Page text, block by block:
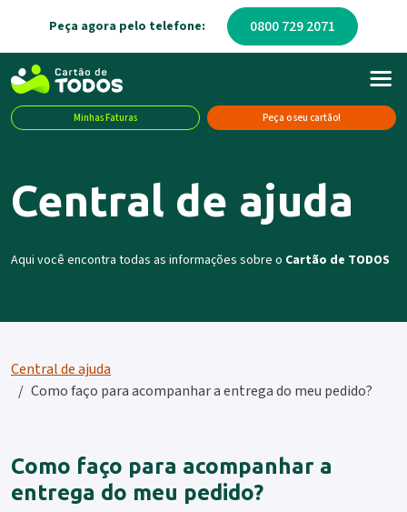
Peça agora pelo telefone: 0800 729 2071
Minhas Faturas Peça o seu cartão!
Central de ajuda
Aqui você encontra todas as informações sobre o Cartão de TODOS
Central de ajuda
Como faço para acompanhar a entrega do meu pedido?
Como faço para acompanhar a
entrega do meu pedido?